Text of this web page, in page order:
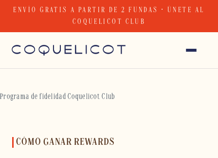
ENVÍO GRATIS A PARTIR DE 2 FUNDAS · ÚNETE AL
COQUELICOT CLUB
Programa de fidelidad Coquelicot Club
CÓMO GANAR REWARDS